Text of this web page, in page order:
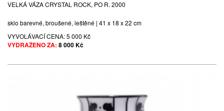
VELKÁ VÁZA CRYSTAL ROCK, PO R. 2000
sklo barevné, broušené, leštěné | 41 x 18 x 22 cm
VYVOLÁVACÍ CENA:5 000 Kč
VYDRAŽENO ZA: 8 000 Kč